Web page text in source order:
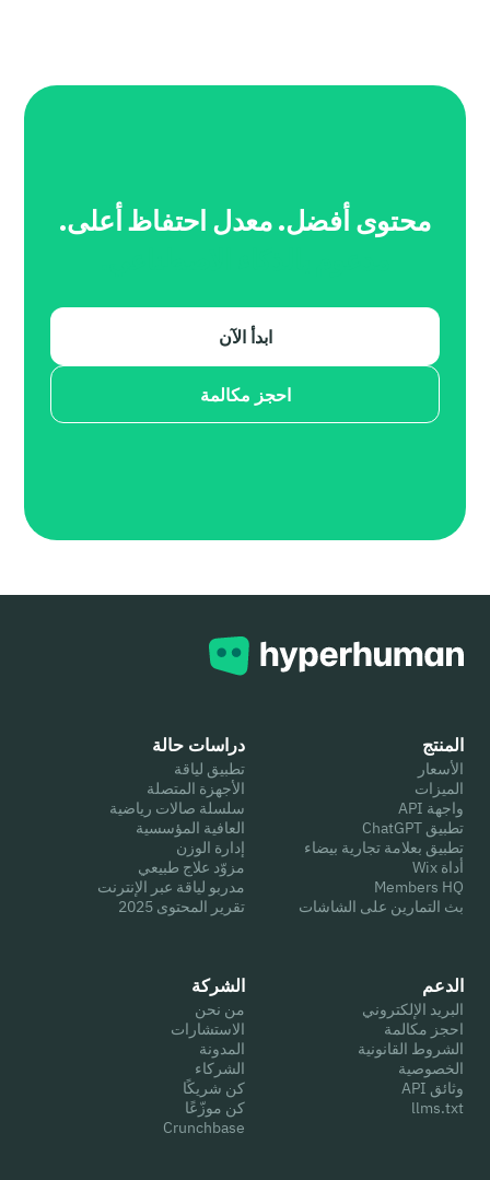
محتوى أفضل. معدل احتفاظ أعلى.
ابدأ الآن
احجز مكالمة
المنتج
الأسعار
الميزات
واجهة API
تطبيق ChatGPT
تطبيق بعلامة تجارية بيضاء
أداة Wix
Members HQ
بث التمارين على الشاشات
دراسات حالة
تطبيق لياقة
الأجهزة المتصلة
سلسلة صالات رياضية
العافية المؤسسية
إدارة الوزن
مزوّد علاج طبيعي
مدربو لياقة عبر الإنترنت
تقرير المحتوى 2025
الدعم
البريد الإلكتروني
احجز مكالمة
الشروط القانونية
الخصوصية
وثائق API
llms.txt
الشركة
من نحن
الاستشارات
المدونة
الشركاء
كن شريكًا
كن موزّعًا
Crunchbase